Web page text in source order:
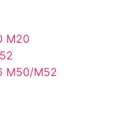
M20
M50/M52